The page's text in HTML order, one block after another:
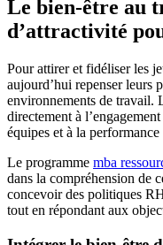
Le bien-être au
d’attractivité
Pour attirer et fidéliser les
aujourd’hui repenser leurs
environnements de travail.
directement à
équipes et à la
Le programme mba
dans la compréhension de
concevoir des politiques
tout en répondant aux